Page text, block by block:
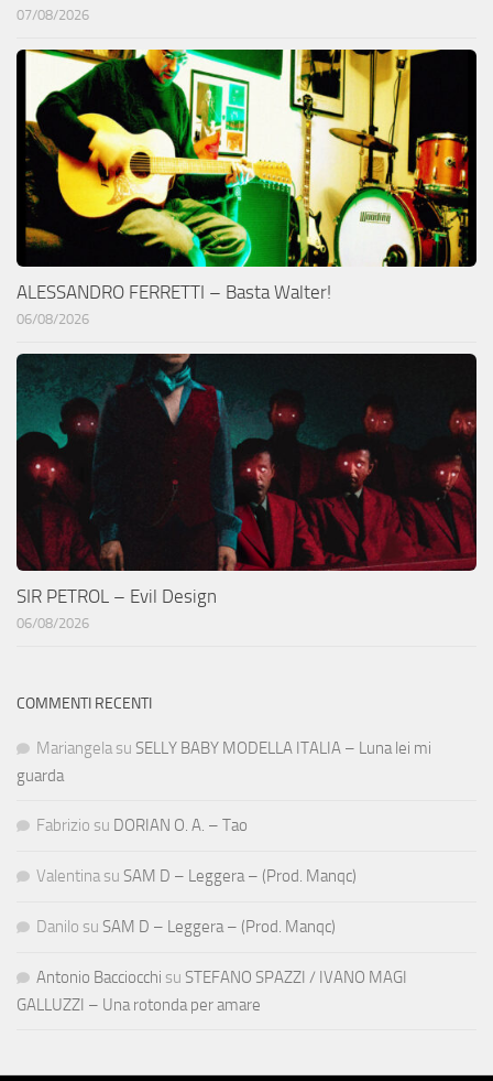
07/08/2026
ALESSANDRO FERRETTI – Basta Walter!
06/08/2026
SIR PETROL – Evil Design
06/08/2026
COMMENTI RECENTI
Mariangela su SELLY BABY MODELLA ITALIA – Luna lei mi
guarda
Fabrizio su DORIAN O. A. – Tao
Valentina su SAM D – Leggera – (Prod. Manqc)
Danilo su SAM D – Leggera – (Prod. Manqc)
Antonio Bacciocchi su STEFANO SPAZZI / IVANO MAGI
GALLUZZI – Una rotonda per amare